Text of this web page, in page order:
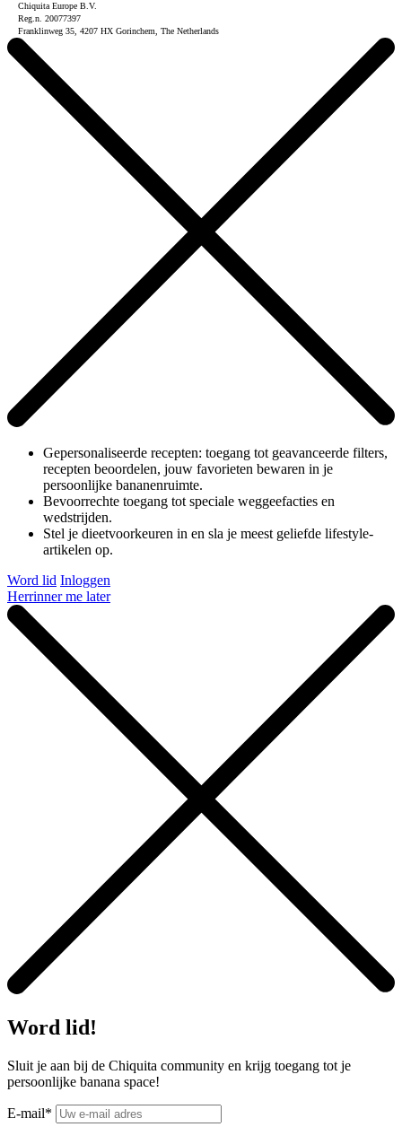
Chiquita Europe B.V.
Reg.n. 20077397
Franklinweg 35, 4207 HX Gorinchem, The Netherlands
Gepersonaliseerde recepten: toegang tot geavanceerde filters,
recepten beoordelen, jouw favorieten bewaren in je
persoonlijke bananenruimte.
Bevoorrechte toegang tot speciale weggeefacties en
wedstrijden.
Stel je dieetvoorkeuren in en sla je meest geliefde lifestyle-
artikelen op.
Word lid Inloggen
Herrinner me later
Word lid!
Sluit je aan bij de Chiquita community en krijg toegang tot je
persoonlijke banana space!
E-mail*